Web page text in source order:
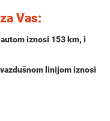
Vas:
iznosi 153 km, i
linijom iznosi